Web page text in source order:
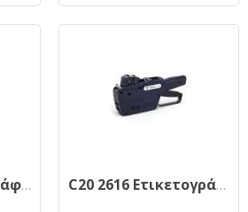
C8 2612 Ετικετογράφος Blitz Ιταλίας C20 2616 Ετικετογράφος Open Ιταλίας